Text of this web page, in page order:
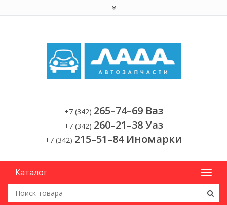
+7 (342) 265–74–69 Ваз
+7 (342) 260–21–38 Уаз
+7 (342) 215–51–84 Иномарки
Каталог